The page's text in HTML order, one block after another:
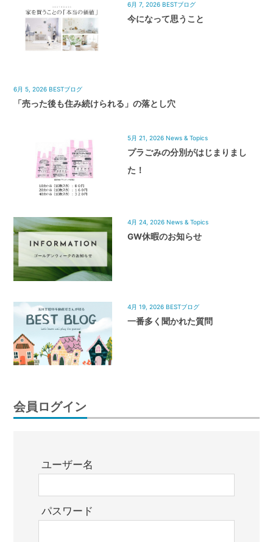
6月 7, 2026 BESTブログ
今になって思うこと
6月 5, 2026 BESTブログ
「売った後も住み続けられる」の落とし穴
5月 21, 2026 News & Topics
プラごみの分別がはじまりまし
た！
4月 24, 2026 News & Topics
GW休暇のお知らせ
4月 19, 2026 BESTブログ
一番多く聞かれた質問
会員ログイン
ユーザー名
パスワード